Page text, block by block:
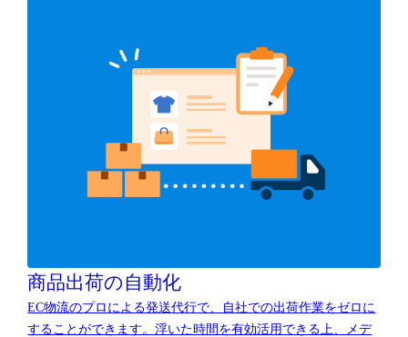
商品出荷の自動化
EC物流のプロによる発送代行で、自社での出荷作業をゼロに
することができます。浮いた時間を有効活用できる上、メデ